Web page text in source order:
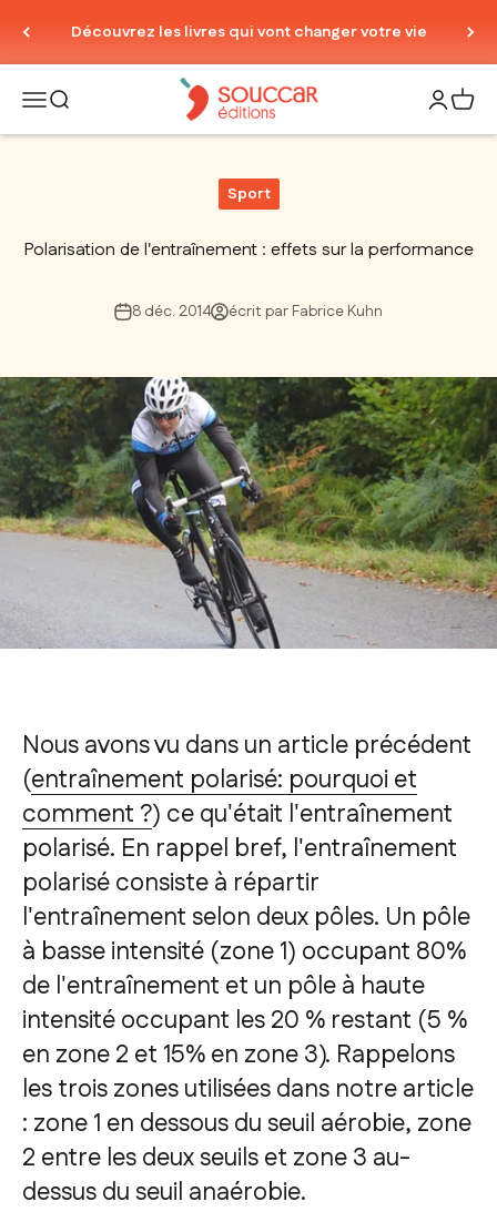
Découvrez les livres qui vont changer votre vie
Ouvrir la navigation
Ouvrir la rechercheThierry Souccar Editions Ouvrir
Voir
Sport
Polarisation de l'entraînement : effets sur la performance
8 déc. 2014 écrit par Fabrice Kuhn
Nous avons vu dans un article précédent
(entraînement polarisé: pourquoi et
comment ?) ce qu'était l'entraînement
polarisé. En rappel bref, l'entraînement
polarisé consiste à répartir
l'entraînement selon deux pôles. Un pôle
à basse intensité (zone 1) occupant 80%
de l'entraînement et un pôle à haute
intensité occupant les 20 % restant (5 %
en zone 2 et 15% en zone 3). Rappelons
les trois zones utilisées dans notre article
: zone 1 en dessous du seuil aérobie, zone
2 entre les deux seuils et zone 3 au-
dessus du seuil anaérobie.